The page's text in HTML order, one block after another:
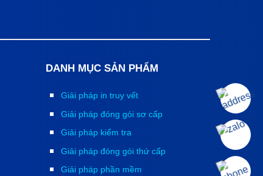
DANH MỤC SẢN PHẨM
Giải pháp in truy vết
Giải pháp đóng gói sơ cấp
Giải pháp kiểm tra
Giải pháp đóng gói thứ cấp
Giải pháp phần mềm